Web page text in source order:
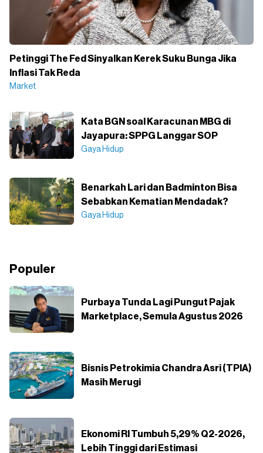
Petinggi The Fed Sinyalkan Kerek Suku Bunga Jika
Inflasi Tak Reda
Market
Kata BGN soal Karacunan MBG di
Jayapura: SPPG Langgar SOP
Gaya Hidup
Benarkah Lari dan Badminton Bisa
Sebabkan Kematian Mendadak?
Gaya Hidup
Populer
Purbaya Tunda Lagi Pungut Pajak
Marketplace, Semula Agustus 2026
Bisnis Petrokimia Chandra Asri (TPIA)
Masih Merugi
Ekonomi RI Tumbuh 5,29% Q2-2026,
Lebih Tinggi dari Estimasi